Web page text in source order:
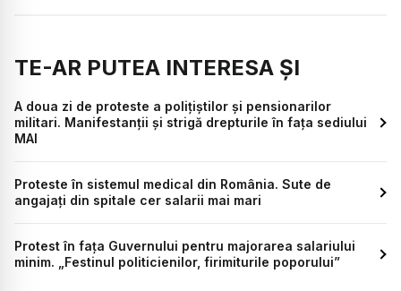
TE-AR PUTEA INTERESA ȘI
A doua zi de proteste a polițiștilor și pensionarilor
militari. Manifestanții și strigă drepturile în fața sediului
MAI
Proteste în sistemul medical din România. Sute de
angajați din spitale cer salarii mai mari
Protest în fața Guvernului pentru majorarea salariului
minim. „Festinul politicienilor, firimiturile poporului”